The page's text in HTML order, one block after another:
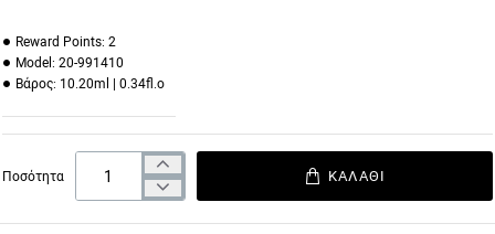
Reward Points: 2
Model: 20-991410
Βάρος: 10.20ml | 0.34fl.o
Ποσότητα ΚΑΛΆΘΙ